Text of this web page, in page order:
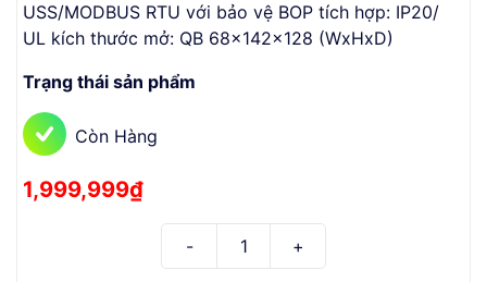
USS/MODBUS RTU với bảo vệ BOP tích hợp: IP20/
UL kích thước mở: QB 68x142x128 (WxHxD)
Trạng thái sản phẩm
Còn Hàng
1,999,999₫